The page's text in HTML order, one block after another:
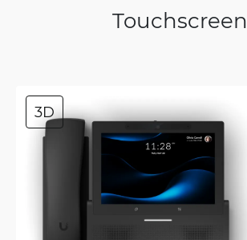
Touchscreen
3D